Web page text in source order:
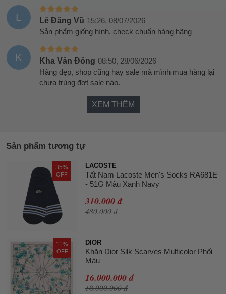
L Lê Đăng Vũ 15:26, 08/07/2026
Sản phẩm giống hình, check chuẩn hàng hãng
K Kha Văn Đông 08:50, 28/06/2026
Hàng đẹp, shop cũng hay sale mà mình mua hàng lại
chưa trúng đợt sale nào.
XEM THÊM
Sản phẩm tương tự
35%
OFF
LACOSTE
Tất Nam Lacoste Men's Socks RA681E
- 51G Màu Xanh Navy
310.000 đ
480.000 đ
11%
OFF
DIOR
Khăn Dior Silk Scarves Multicolor Phối
Màu
16.000.000 đ
18.000.000 đ